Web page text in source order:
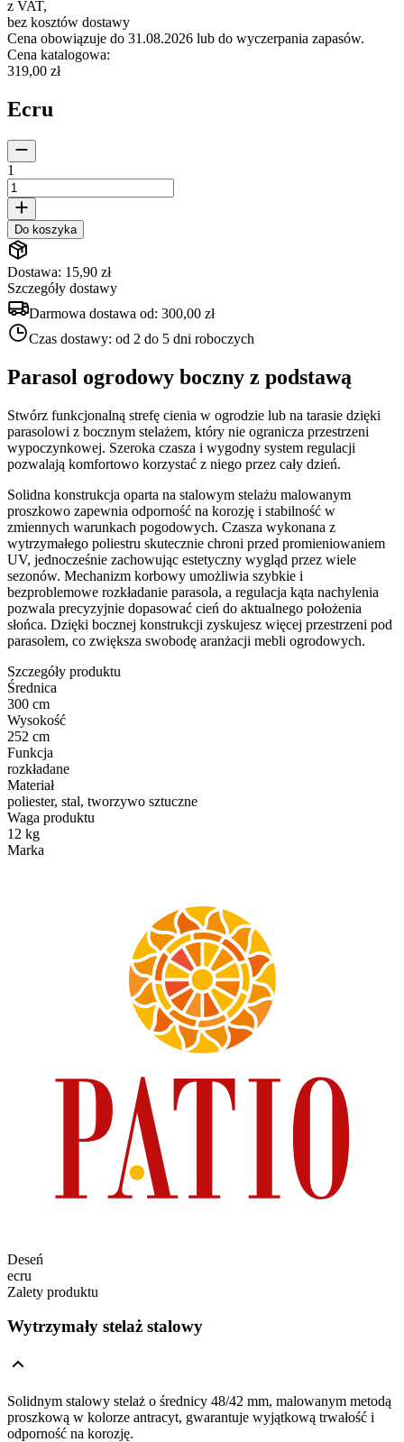
z VAT,
bez kosztów dostawy
Cena obowiązuje do 31.08.2026 lub do wyczerpania zapasów.
Cena katalogowa:
319,00 zł
Ecru
1
Do koszyka
Dostawa: 15,90 zł
Szczegóły dostawy
Darmowa dostawa od: 300,00 zł
Czas dostawy: od 2 do 5 dni roboczych
Parasol ogrodowy boczny z podstawą
Stwórz funkcjonalną strefę cienia w ogrodzie lub na tarasie dzięki
parasolowi z bocznym stelażem, który nie ogranicza przestrzeni
wypoczynkowej. Szeroka czasza i wygodny system regulacji
pozwalają komfortowo korzystać z niego przez cały dzień.
Solidna konstrukcja oparta na stalowym stelażu malowanym
proszkowo zapewnia odporność na korozję i stabilność w
zmiennych warunkach pogodowych. Czasza wykonana z
wytrzymałego poliestru skutecznie chroni przed promieniowaniem
UV, jednocześnie zachowując estetyczny wygląd przez wiele
sezonów. Mechanizm korbowy umożliwia szybkie i
bezproblemowe rozkładanie parasola, a regulacja kąta nachylenia
pozwala precyzyjnie dopasować cień do aktualnego położenia
słońca. Dzięki bocznej konstrukcji zyskujesz więcej przestrzeni pod
parasolem, co zwiększa swobodę aranżacji mebli ogrodowych.
Szczegóły produktu
Średnica
300 cm
Wysokość
252 cm
Funkcja
rozkładane
Materiał
poliester, stal, tworzywo sztuczne
Waga produktu
12 kg
Marka
Deseń
ecru
Zalety produktu
Wytrzymały stelaż stalowy
Solidnym stalowy stelaż o średnicy 48/42 mm, malowanym metodą
proszkową w kolorze antracyt, gwarantuje wyjątkową trwałość i
odporność na korozję.